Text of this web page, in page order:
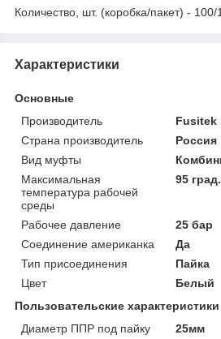
Количество, шт. (коробка/пакет) - 100/
Характеристики
Основные
Производитель
Fusitek
Страна производитель
Россия
Вид муфты
Максимальная
температура рабочей
среды
95 град.
Рабочее давление
25 бар
Соединение американка
Да
Тип присоединения
Пайка
Цвет
Белый
Пользовательские характеристики
Диаметр ППР под пайку
25мм